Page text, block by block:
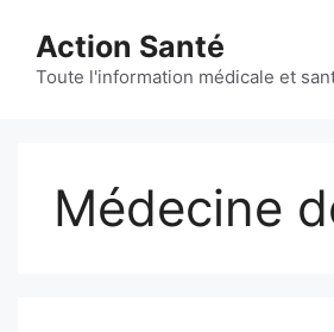
contenu
Action Santé
Toute l'information médicale et
Médecine